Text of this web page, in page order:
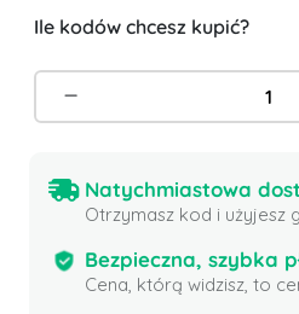
Ile kodów chcesz kupić?
Natychmiastowa
Otrzymasz kod i użyjesz
Bezpieczna, szybka
Cena, którą widzisz, to